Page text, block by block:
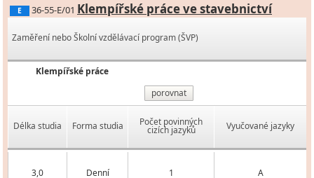
E 36-55-E/01 Klempířské práce ve stavebnictví
Zaměření nebo Školní vzdělávací program (ŠVP)
Klempířské práce
porovnat
Délka studia Forma studia Počet povinných
cizích jazyků Vyučované jazyky
3,0 Denní 1 A